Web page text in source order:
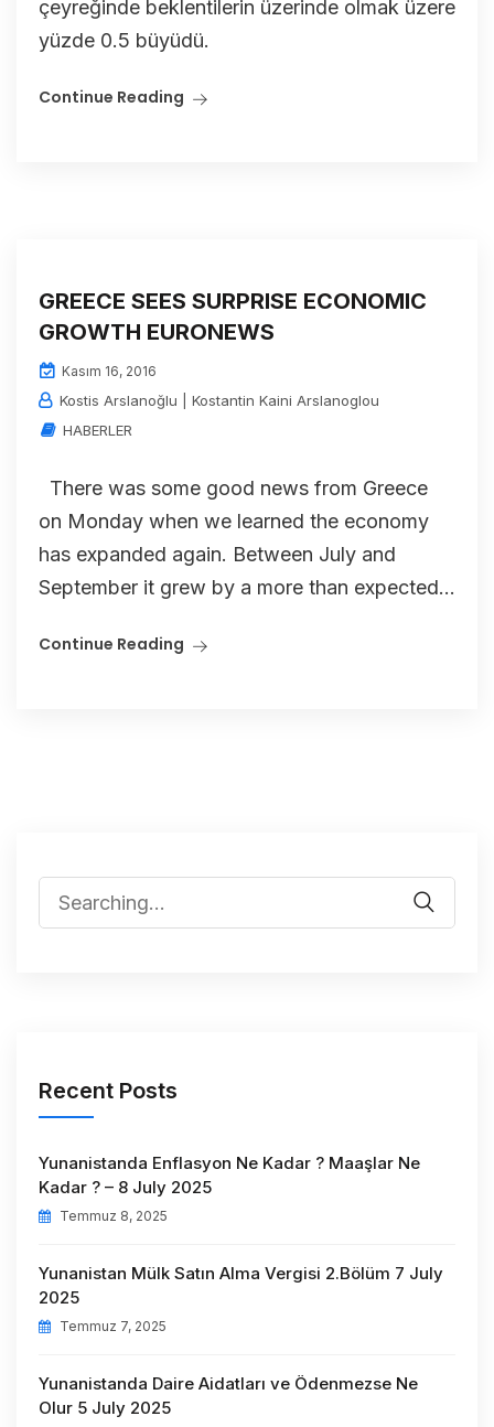
çeyreğinde beklentilerin üzerinde olmak üzere
yüzde 0.5 büyüdü.
Continue Reading
GREECE SEES SURPRISE ECONOMIC
GROWTH EURONEWS
Kasım 16, 2016
Kostis Arslanoğlu | Kostantin Kaini Arslanoglou
HABERLER
There was some good news from Greece
on Monday when we learned the economy
has expanded again. Between July and
September it grew by a more than expected...
Continue Reading
Recent Posts
Yunanistanda Enflasyon Ne Kadar ? Maaşlar Ne
Kadar ? – 8 July 2025
Temmuz 8, 2025
Yunanistan Mülk Satın Alma Vergisi 2.Bölüm 7 July
2025
Temmuz 7, 2025
Yunanistanda Daire Aidatları ve Ödenmezse Ne
Olur 5 July 2025